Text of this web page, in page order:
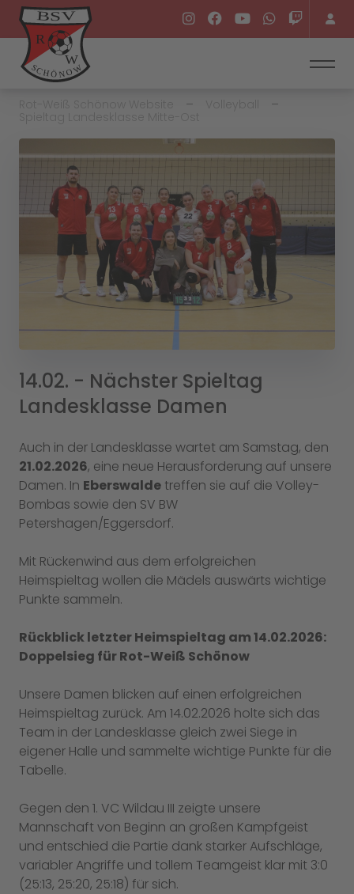
14.02. - Nächster Spieltag
Landesklasse Damen
Auch in der Landesklasse wartet am Samstag, den
21.02.2026, eine neue Herausforderung auf unsere
Damen. In Eberswalde treffen sie auf die Volley-
Bombas sowie den SV BW
Petershagen/Eggersdorf.
Mit Rückenwind aus dem erfolgreichen
Heimspieltag wollen die Mädels auswärts wichtige
Punkte sammeln.
Rückblick letzter Heimspieltag am 14.02.2026:
Doppelsieg für Rot-Weiß Schönow
Unsere Damen blicken auf einen erfolgreichen
Heimspieltag zurück. Am 14.02.2026 holte sich das
Team in der Landesklasse gleich zwei Siege in
eigener Halle und sammelte wichtige Punkte für die
Tabelle.
Gegen den 1. VC Wildau III zeigte unsere
Mannschaft von Beginn an großen Kampfgeist
und entschied die Partie dank starker Aufschläge,
variabler Angriffe und tollem Teamgeist klar mit 3:0
(25:13, 25:20, 25:18) für sich.